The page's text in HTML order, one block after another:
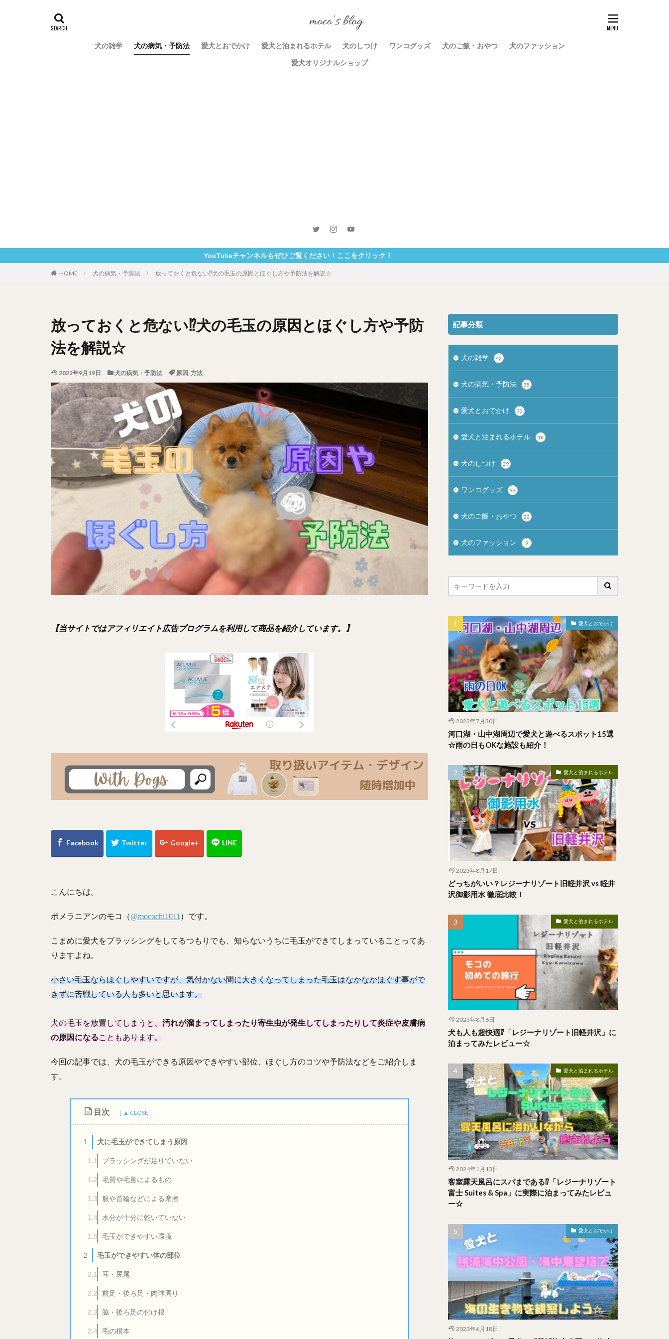
犬の雑学 犬の病気・予防法 愛犬とおでかけ 愛犬と泊まれるホテル 犬のしつけ ワンコグッズ 犬のご飯・おやつ
犬のファッション
愛犬オリジナルショップ
YouTubeチャンネルもぜひご覧ください！ここをクリック！
HOME 犬の病気・予防法 放っておくと危ない⁉︎犬の毛玉の原因とほぐし方や予防法を解説☆
放っておくと危ない⁉︎犬の毛玉の原因とほぐし方や予防
法を解説☆
2022年9月19日 犬の病気・予防法 原因, 方法
【当サイトではアフィリエイト広告プログラムを利用して商品を紹介しています。】
こんにちは。
ポメラニアンのモコ（@mocochi1011 ）です。
こまめに愛犬をブラッシングをしてるつもりでも、知らないうちに毛玉ができてしまっていることってあ
りますよね。
小さい毛玉ならほぐしやすいですが、気付かない間に大きくなってしまった毛玉はなかなかほぐす事がで
きずに苦戦している人も多いと思います。
犬の毛玉を放置してしまうと、 汚れが溜まってしまったり寄生虫が発生してしまったりして炎症や皮膚病
の原因になることもあります。
今回の記事では、犬の毛玉ができる原因やできやすい部位、ほぐし方のコツや予防法などをご紹介しま
す。
目次
1 犬に毛玉ができてしまう原因
1.1 ブラッシングが足りていない
1.2 毛質や毛量によるもの
1.3 服や首輪などによる摩擦
1.4 水分が十分に乾いていない
1.5 毛玉ができやすい環境
2 毛玉ができやすい体の部位
2.1 耳・尻尾
2.2 前足・後ろ足・肉球周り
2.3 脇・後ろ足の付け根
2.4 毛の根本
記事分類
犬の雑学 42
犬の病気・予防法 35
愛犬とおでかけ 70
愛犬と泊まれるホテル 18
犬のしつけ 39
ワンコグッズ 33
犬のご飯・おやつ 22
犬のファッション 9
愛犬とおでかけ
2023年7月30日
河口湖・山中湖周辺で愛犬と遊べるスポット15選
☆雨の日もOKな施設も紹介！
愛犬と泊まれるホテル
2023年8月17日
どっちがいい？レジーナリゾート旧軽井沢 vs 軽井
沢御影用水 徹底比較！
愛犬と泊まれるホテル
2023年8月6日
犬も人も超快適⁉︎「レジーナリゾート旧軽井沢」に
泊まってみたレビュー☆
愛犬と泊まれるホテル
2024年1月13日
客室露天風呂にスパまである⁉︎「レジーナリゾート
富士 Suites & Spa」に実際に泊まってみたレビュ
ー☆
愛犬とおでかけ
2023年6月18日